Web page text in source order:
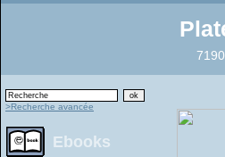
>Recherche avancée
Ebooks